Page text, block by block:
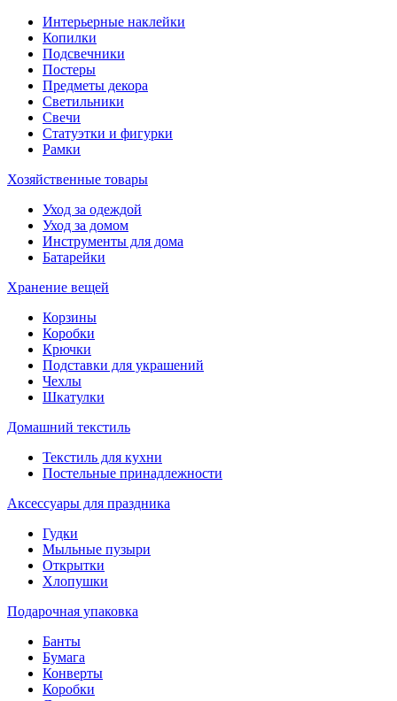
Интерьерные наклейки
Копилки
Подсвечники
Постеры
Предметы декора
Светильники
Свечи
Статуэтки и фигурки
Рамки
Хозяйственные товары
Уход за одеждой
Уход за домом
Инструменты для дома
Батарейки
Хранение вещей
Корзины
Коробки
Крючки
Подставки для украшений
Чехлы
Шкатулки
Домашний текстиль
Текстиль для кухни
Постельные принадлежности
Аксессуары для праздника
Гудки
Мыльные пузыри
Открытки
Хлопушки
Подарочная упаковка
Банты
Бумага
Конверты
Коробки